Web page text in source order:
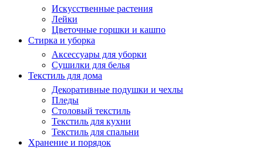
Искусственные растения
Лейки
Цветочные горшки и кашпо
Стирка и уборка
Аксессуары для уборки
Сушилки для белья
Текстиль для дома
Декоративные подушки и чехлы
Пледы
Столовый текстиль
Текстиль для кухни
Текстиль для спальни
Хранение и порядок